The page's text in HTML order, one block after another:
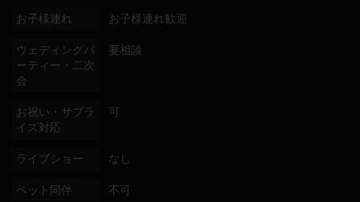
お子様連れ お子様連れ歓迎
ウェディングパ
ーティー・二次
会
要相談
お祝い・サプラ
イズ対応
可
ライブショー なし
ペット同伴 不可